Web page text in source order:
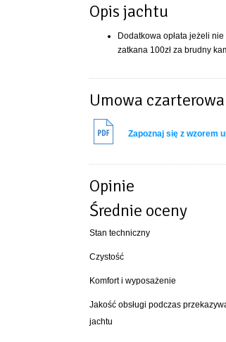
Opis jachtu
Dodatkowa opłata jeżeli
zatkana 100zł za brudny
Umowa czarterowa
Zapoznaj się z wzorem
Opinie
Średnie oceny
Stan techniczny
Czystość
Komfort i wyposażenie
Jakość obsługi podczas
jachtu